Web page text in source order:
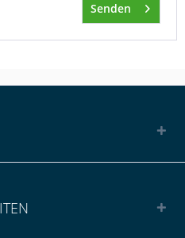
Senden